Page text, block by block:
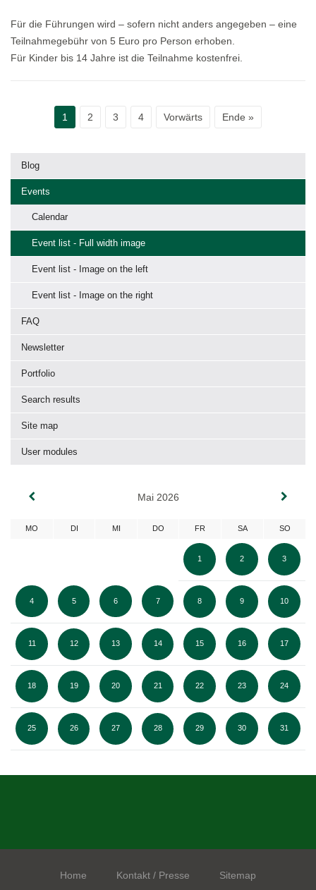
Für die Führungen wird – sofern nicht anders angegeben – eine
Teilnahmegebühr von 5 Euro pro Person erhoben.
Für Kinder bis 14 Jahre ist die Teilnahme kostenfrei.
1 2 3 4 Vorwärts Ende »
Blog
Events
Calendar
Event list - Full width image
Event list - Image on the left
Event list - Image on the right
FAQ
Newsletter
Portfolio
Search results
Site map
User modules
Mai 2026
MO DI MI DO FR SA SO
1 2 3
4 5 6 7 8 9 10
11 12 13 14 15 16 17
18 19 20 21 22 23 24
25 26 27 28 29 30 31
Home Kontakt / Presse Sitemap